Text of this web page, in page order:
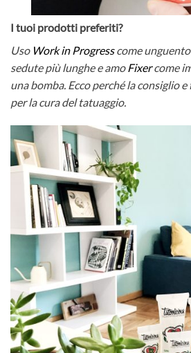
I tuoi prodotti preferiti?
Uso Work in Progresscome
sedute più lunghe e amoFixercome
una bomba. Ecco perché la consiglio
per la cura del tatuaggio.